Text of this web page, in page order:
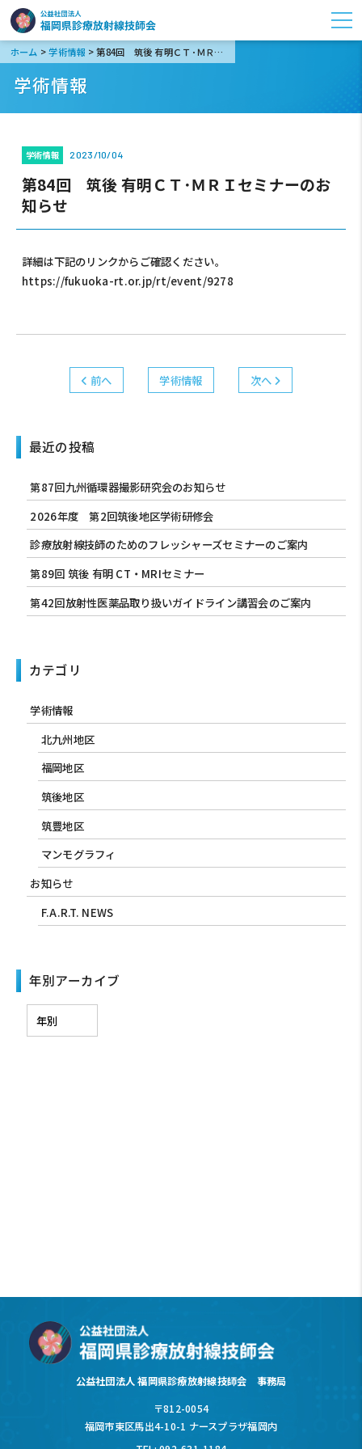
ホーム >学術情報 > 第84回 筑後 有明ＣＴ･ＭＲＩセミナーのお知らせ
学術情報
学術情報 2023/10/04
第84回 筑後 有明ＣＴ･ＭＲＩセミナーのお
知らせ
詳細は下記のリンクからご確認ください。
https://fukuoka-rt.or.jp/rt/event/9278
前へ 学術情報 次へ
最近の投稿
第87回九州循環器撮影研究会のお知らせ
2026年度 第2回筑後地区学術研修会
診療放射線技師のためのフレッシャーズセミナーのご案内
第89回 筑後 有明 CT・MRIセミナー
第42回放射性医薬品取り扱いガイドライン講習会のご案内
カテゴリ
学術情報
北九州地区
福岡地区
筑後地区
筑豊地区
マンモグラフィ
お知らせ
F.A.R.T. NEWS
年別アーカイブ
公益社団法人 福岡県診療放射線技師会 事務局
〒812-0054
福岡市東区馬出4-10-1 ナースプラザ福岡内